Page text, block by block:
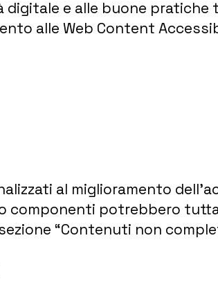
e alle buone pratiche
alle Web Content
al miglioramento
componenti potrebbero
“Contenuti non